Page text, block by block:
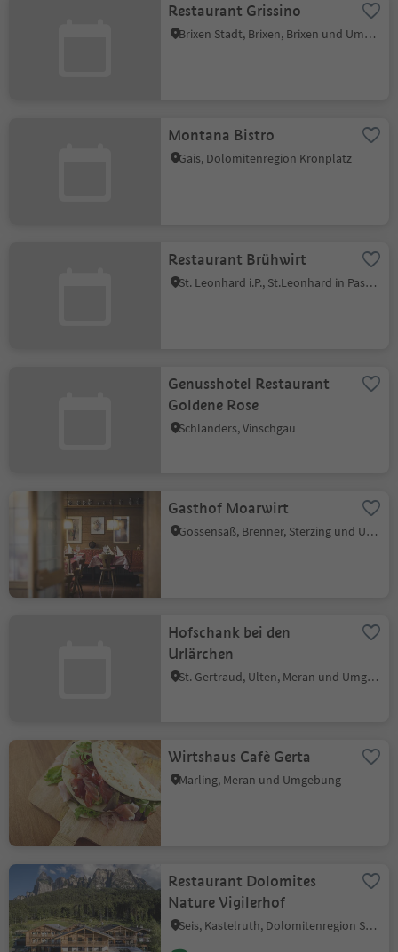
Restaurant Grissino
Brixen Stadt, Brixen, Brixen und Umgebung
Montana Bistro
Gais, Dolomitenregion Kronplatz
Restaurant Brühwirt
St. Leonhard i.P., St.Leonhard in Passeier, Meran und Umgebung
Genusshotel Restaurant
Goldene Rose
Schlanders, Vinschgau
Gasthof Moarwirt
Gossensaß, Brenner, Sterzing und Umgebung
Hofschank bei den
Urlärchen
St. Gertraud, Ulten, Meran und Umgebung
Wirtshaus Cafè Gerta
Marling, Meran und Umgebung
Restaurant Dolomites
Nature Vigilerhof
Seis, Kastelruth, Dolomitenregion Seiser Alm